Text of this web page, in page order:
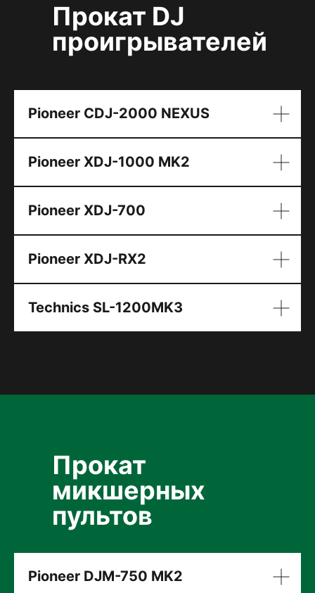
Прокат DJ
проигрывателей
Pioneer CDJ-2000 NEXUS
Pioneer XDJ-1000 MK2
Pioneer XDJ-700
Pioneer XDJ-RX2
Technics SL-1200MK3
Прокат
микшерных
пультов
Pioneer DJM-750 MK2